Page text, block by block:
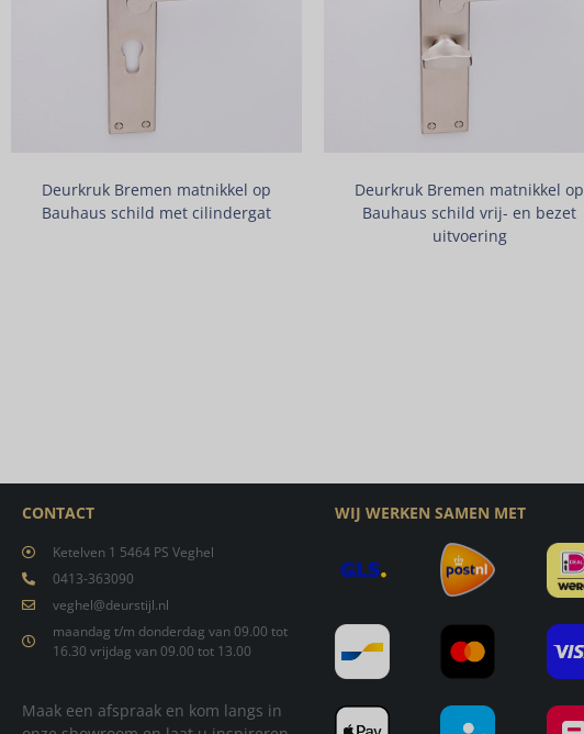
Deurkruk Bremen matnikkel op
Bauhaus schild met cilindergat
Deurkruk Bremen matnikkel op
Bauhaus schild vrij- en bezet
uitvoering
CONTACT
Ketelven 1 5464 PS Veghel
0413-363090
veghel@deurstijl.nl
maandag t/m donderdag van 09.00 tot
16.30 vrijdag van 09.00 tot 13.00
Maak een afspraak en kom langs in
WIJ WERKEN SAMEN MET